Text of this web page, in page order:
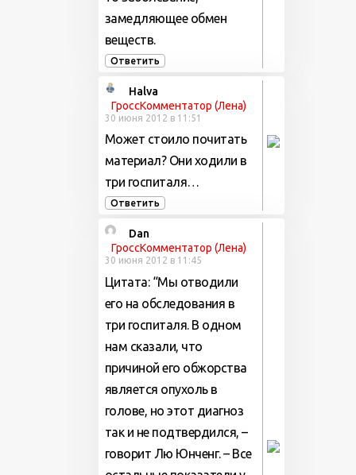
замедляющее обмен
веществ.
Ответить
Halva
ГроссКомментатор (Лена)
30 июня 2012 в 11:51
Может стоило почитать
материал? Они ходили в
три госпиталя…
Ответить
Dan
ГроссКомментатор (Лена)
30 июня 2012 в 11:45
Цитата: “Мы отводили
его на обследования в
три госпиталя. В одном
нам сказали, что
причиной его обжорства
является опухоль в
голове, но этот диагноз
так и не подтвердился, –
говорит Лю Юнченг. – Все